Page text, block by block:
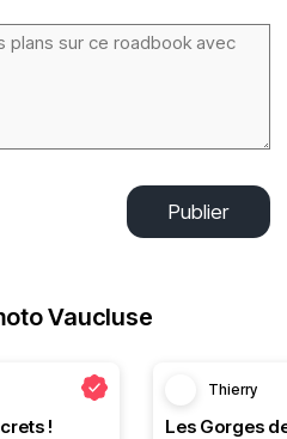
Publier
Vaucluse
!
Thierry
Les Gorges